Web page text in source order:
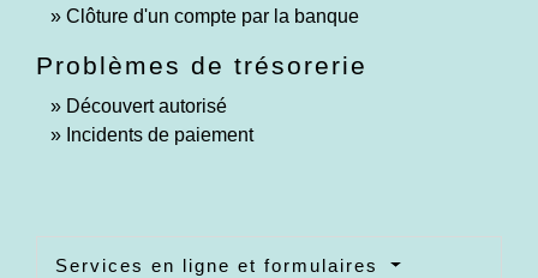
Clôture d'un compte par la banque
Problèmes de trésorerie
Découvert autorisé
Incidents de paiement
Services en ligne et formulaires